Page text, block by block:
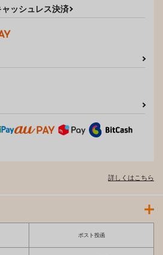
ャッシュレス決済
詳しくはこちら
ポスト投函